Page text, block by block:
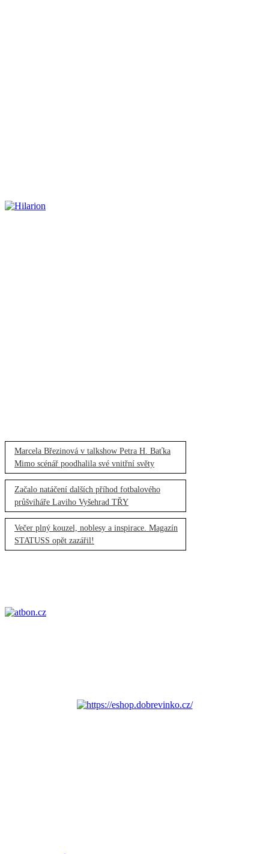
Marcela Březinová v talkshow Petra H. Baťka
Mimo scénář poodhalila své vnitřní světy
Začalo natáčení dalších příhod fotbalového
průšviháře Laviho Vyšehrad TŘY
Večer plný kouzel, noblesy a inspirace. Magazín
STATUSS opět zazářil!